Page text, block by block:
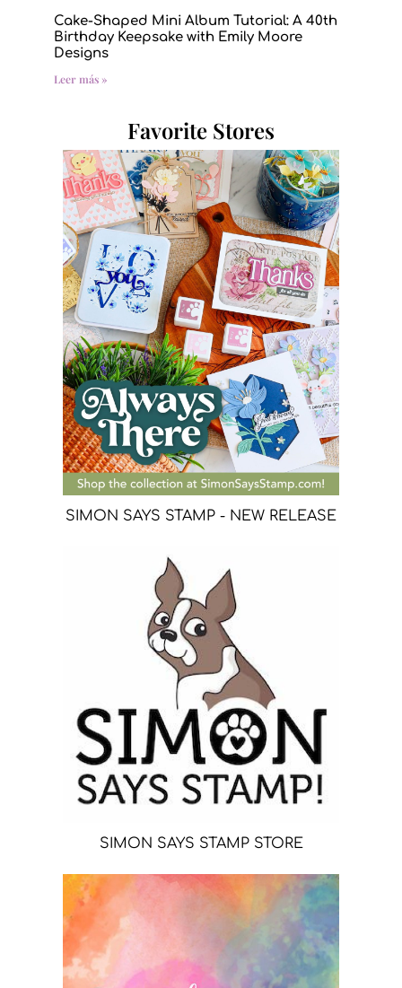
Cake-Shaped Mini Album Tutorial: A 40th
Birthday Keepsake with Emily Moore
Designs
Leer más »
Favorite Stores
SIMON SAYS STAMP - NEW RELEASE
SIMON SAYS STAMP STORE